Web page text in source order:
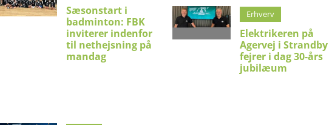
Sæsonstart i
badminton: FBK
inviterer indenfor
til nethejsning på
mandag
Erhverv
Elektrikeren på
Agervej i Strandby
fejrer i dag 30-års
jubilæum